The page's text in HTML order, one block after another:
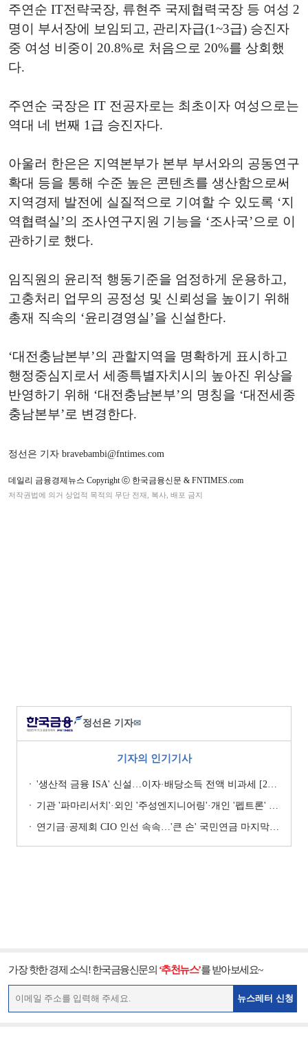
주연순 IT전략국장, 류현주 국제협력국장 등 여성 2
명이 부서장에 보임되고, 관리자급(1~3급) 승진자
중 여성 비중이 20.8%로 처음으로 20%를 상회했
다.
주연순 국장은 IT 전공자로는 최초이자 여성으로는
역대 네 번째 1급 승진자다.
아울러 한은은 지역본부가 본부 부서와의 공동연구
확대 등을 통해 수준 높은 콘텐츠를 생산함으로써
지역경제 발전에 실질적으로 기여할 수 있도록 ‘지
역협력실’의 조사연구지원 기능을 ‘조사국’으로 이
관하기로 했다.
임직원의 윤리적 행동기준을 엄정하게 운용하고,
고충처리 업무의 공정성 및 신뢰성을 높이기 위해
총재 직속의 ‘윤리경영실’을 신설한다.
‘대전충남본부’의 관할지역을 명확하게 표시하고
행정중심지로서 세종특별자치시의 높아진 위상을
반영하기 위해 ‘대전충남본부’의 명칭을 ‘대전세종
충남본부’로 변경한다.
정선은 기자 bravebambi@fntimes.com
데일리 금융경제뉴스 Copyright ⓒ 한국금융신문 & FNTIMES.com
저작권법에 의거 상업적 목적의 무단 전재, 복사, 배포 금지
정선은 기자✉
기자의 인기기사
'생산적 금융 ISA' 신설…이자·배당소득 전액 비과세 [2026 세제개편안]
기관 '파마리서치'·외인 '주성엔지니어링'·개인 '펩트론' 1위 [주간 코스닥 순매수- 2026년 7월27일~7월31일]
연기금·공제회 CIO 인선 속속…'큰 손' 국민연금 마지막 타자
가장 핫한 경제 소식! 한국금융신문의 ‘추천뉴스’를 받아보세요~
뉴스레터 신청